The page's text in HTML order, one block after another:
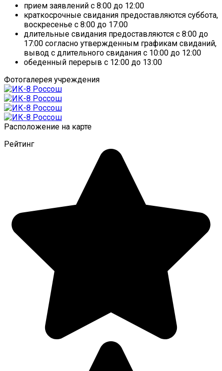
прием заявлений с 8:00 до 12:00
краткосрочные свидания предоставляются суббота,
воскресенье с 8:00 до 17:00
длительные свидания предоставляются с 8:00 до
17:00 согласно утвержденным графикам свиданий,
вывод с длительного свидания с 10:00 до 12:00
обеденный перерыв с 12:00 до 13:00
Фотогалерея учреждения
Расположение на карте
Рейтинг